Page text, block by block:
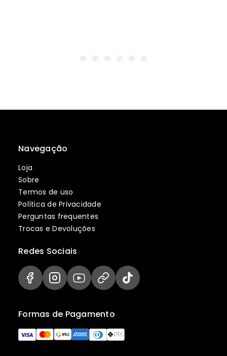
Navegação
Loja
Sobre
Termos de uso
Política de Privacidade
Perguntas frequentes
Trocas e Devoluções
Formas de Pagamento
Redes Sociais